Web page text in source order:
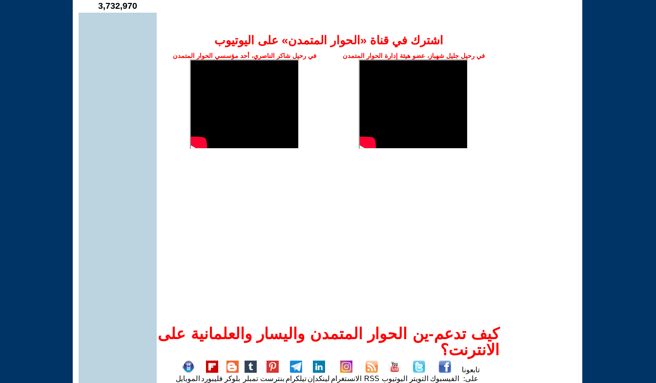
اشترك في قناة ‫«الحوار المتمدن» على اليوتيوب
في رحيل جليل شهباز، عضو هيئة إدارة الحوار المتمدن في رحيل شاكر الناصري، أحد مؤسسي الحوار المتمدن
كيف تدعم-ين الحوار المتمدن واليسار والعلمانية على
الانترنت؟
تابعونا
على: الفيسبوك التويتر اليوتيوب RSS الانستغرام لينكدإنتيلكرام بنترست تمبلر بلوكر فليبورد الموبايل
3,732,970